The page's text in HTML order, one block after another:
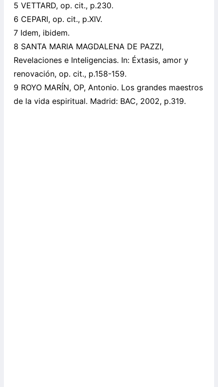
5 VETTARD, op. cit., p.230.
6 CEPARI, op. cit., p.XIV.
7 Idem, ibidem.
8 SANTA MARIA MAGDALENA DE PAZZI,
Revelaciones e Inteligencias. In: Éxtasis, amor y
renovación, op. cit., p.158-159.
9 ROYO MARÍN, OP, Antonio. Los grandes maestros
de la vida espiritual. Madrid: BAC, 2002, p.319.